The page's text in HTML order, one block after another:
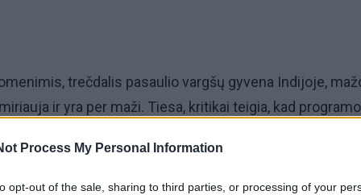
Process My Personal Information
opt-out of the sale, sharing to third parties, or processing of your
trečdalis pasaulio vargšų gyvena Indijoje,
ir yra per maži. Tiesa, kritikai teigia, kad
eurų vertės projektą. Kai kurie deputatai per aštuonias
diskusijas parlamente taip pat sakė, kad programa dėl